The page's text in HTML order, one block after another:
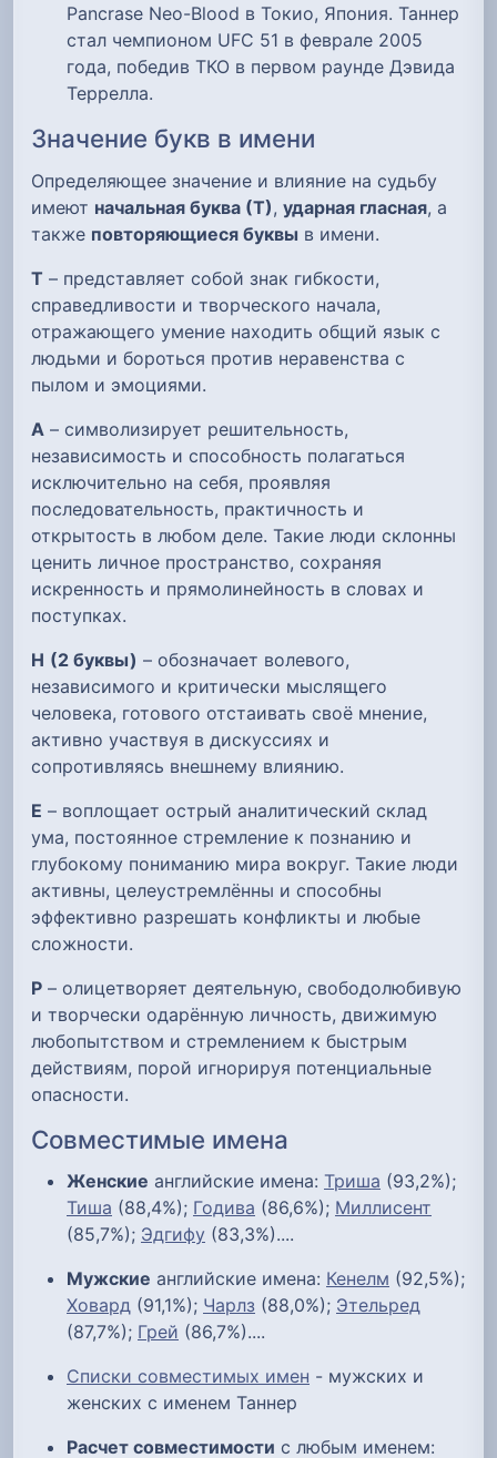
Pancrase Neo-Blood в Токио, Япония. Таннер
стал чемпионом UFC 51 в феврале 2005
года, победив ТКО в первом раунде Дэвида
Террелла.
Значение букв в имени
Определяющее значение и влияние на судьбу
имеют начальная буква (Т), ударная гласная, а
также повторяющиеся буквы в имени.
Т – представляет собой знак гибкости,
справедливости и творческого начала,
отражающего умение находить общий язык с
людьми и бороться против неравенства с
пылом и эмоциями.
А – символизирует решительность,
независимость и способность полагаться
исключительно на себя, проявляя
последовательность, практичность и
открытость в любом деле. Такие люди склонны
ценить личное пространство, сохраняя
искренность и прямолинейность в словах и
поступках.
Н (2 буквы) – обозначает волевого,
независимого и критически мыслящего
человека, готового отстаивать своё мнение,
активно участвуя в дискуссиях и
сопротивляясь внешнему влиянию.
Е – воплощает острый аналитический склад
ума, постоянное стремление к познанию и
глубокому пониманию мира вокруг. Такие люди
активны, целеустремлённы и способны
эффективно разрешать конфликты и любые
сложности.
Р – олицетворяет деятельную, свободолюбивую
и творчески одарённую личность, движимую
любопытством и стремлением к быстрым
действиям, порой игнорируя потенциальные
опасности.
Совместимые имена
Женские английские имена: Триша (93,2%);
Тиша (88,4%); Годива (86,6%); Миллисент
(85,7%); Эдгифу (83,3%)....
Мужские английские имена: Кенелм (92,5%);
Ховард (91,1%); Чарлз (88,0%); Этельред
(87,7%); Грей (86,7%)....
Списки совместимых имен - мужских и
женских с именем Таннер
Расчет совместимости с любым именем: